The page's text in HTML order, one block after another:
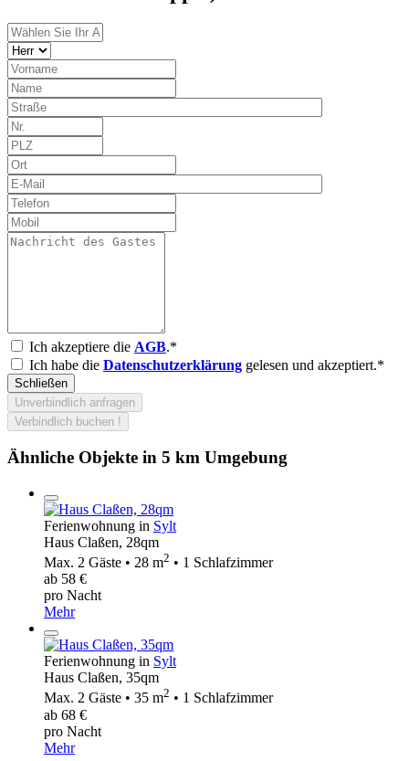
Ich akzeptiere die AGB.*
Ich habe die Datenschutzerklärung gelesen und akzeptiert.*
Schließen
Unverbindlich anfragen
Verbindlich buchen !
Ähnliche Objekte in 5 km Umgebung
Ferienwohnung in Sylt
Haus Claßen, 28qm
Max. 2 Gäste • 28 m2 • 1 Schlafzimmer
ab 58 €
pro Nacht
Mehr
Ferienwohnung in Sylt
Haus Claßen, 35qm
Max. 2 Gäste • 35 m2 • 1 Schlafzimmer
ab 68 €
pro Nacht
Mehr